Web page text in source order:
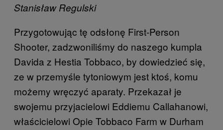
Stanisław Regulski
Przygotowując tę odsłonę First-Person
Shooter, zadzwoniliśmy do naszego kumpla
Davida z Hestia Tobbaco, by dowiedzieć się,
ze w przemyśle tytoniowym jest ktoś, komu
możemy wręczyć aparaty. Przekazał je
swojemu przyjacielowi Eddiemu Callahanowi,
właścicielowi Opie Tobbaco Farm w Durham